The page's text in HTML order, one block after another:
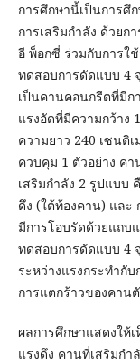
การศึกษานี้เป็นการศึ
การเสริมกำลัง ด้วย
อี พ็อกซี่ ร่วมกับการใ
ทดสอบการดัดแบบ 4
เป็นคานคอนกรีตที่มีก
แรงอัดที่มีความกว้าง
ความยาว 240 เซนติ
ควบคุม 1 ตัวอย่าง คา
เสริมกำลัง 2 รูปแบบ
ดึง (ใต้ท้องคาน) และ
มีการโอบรัดด้วยแถบ
ทดสอบการดัดแบบ 4
ระหว่างแรงกระทำกั
การแตกร้าวของคาน
ผลการศึกษาแสดงให้
แรงดึง คานที่เสริมก